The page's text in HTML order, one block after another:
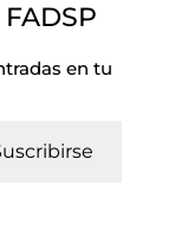
en tu